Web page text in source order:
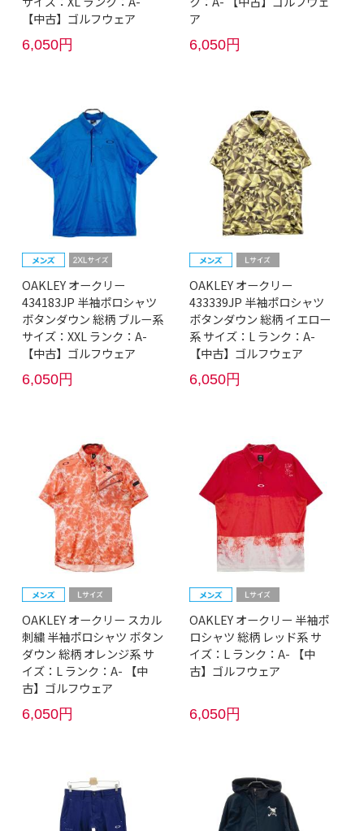
【中古】ゴルフウェア
6,050円
ア
6,050円
OAKLEY オークリー
434183JP 半袖ポロシャツ
ボタンダウン 総柄 ブルー系
サイズ：XXL ランク：A-
【中古】ゴルフウェア
6,050円
OAKLEY オークリー
433339JP 半袖ポロシャツ
ボタンダウン 総柄 イエロー
系 サイズ：L ランク：A-
【中古】ゴルフウェア
6,050円
OAKLEY オークリー スカル
刺繍 半袖ポロシャツ ボタン
ダウン 総柄 オレンジ系 サ
イズ：L ランク：A- 【中
古】ゴルフウェア
6,050円
OAKLEY オークリー 半袖ポ
ロシャツ 総柄 レッド系 サ
イズ：L ランク：A- 【中
古】ゴルフウェア
6,050円